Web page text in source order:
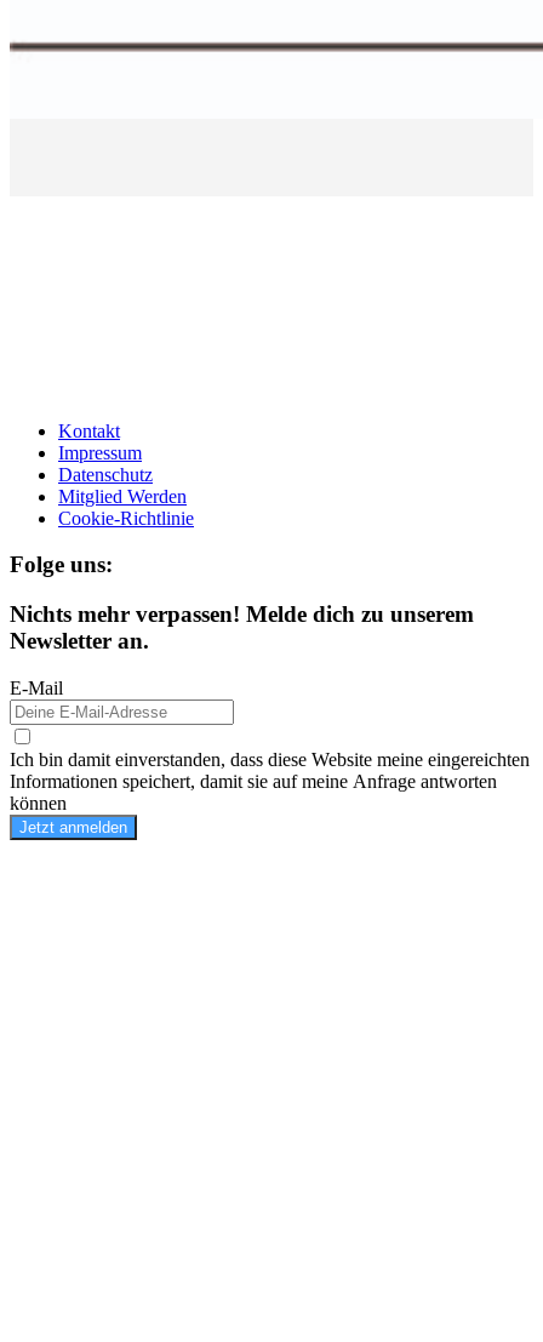
Kontakt
Impressum
Datenschutz
Mitglied Werden
Cookie-Richtlinie
Folge uns:
Nichts mehr verpassen! Melde dich zu unserem
Newsletter an.
E-Mail
Ich bin damit einverstanden, dass diese Website meine eingereichten
Informationen speichert, damit sie auf meine Anfrage antworten
können
Jetzt anmelden